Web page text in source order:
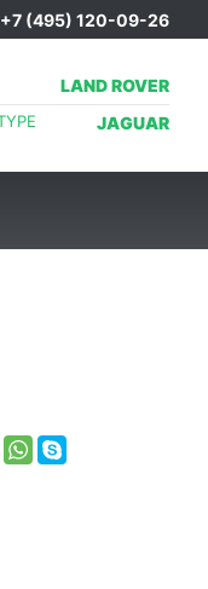
+7 (495) 120-09-26
LAND ROVER
JAGUAR